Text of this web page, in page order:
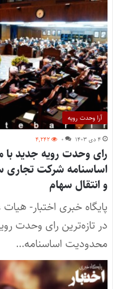
آرا وحدت رویه
۴ دی ۱۴۰۳ ۰ ۴,۲۴۲
رای وحدت رویه جدید
اساسنامه شرکت تجاری
و انتقال سهام
پایگاه خبری اختبار-
در تازه‌ترین رای وحدت
محدودیت اساسنامه…